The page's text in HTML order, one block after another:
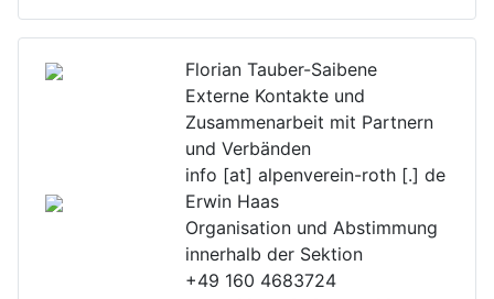
Florian Tauber-Saibene
Externe Kontakte und
Zusammenarbeit mit Partnern
und Verbänden
info [at] alpenverein-roth [.] de
Erwin Haas
Organisation und Abstimmung
innerhalb der Sektion
+49 160 4683724